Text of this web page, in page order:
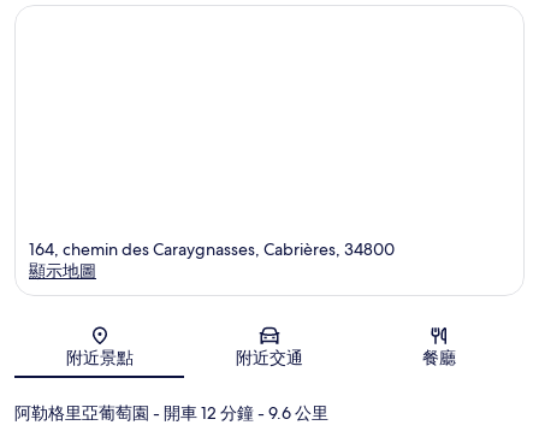
地圖
164, chemin des Caraygnasses, Cabrières, 34800
顯示地圖
附近景點 附近交通 餐廳
阿勒格里亞葡萄園 - 開車 12 分鐘- 9.6 公里